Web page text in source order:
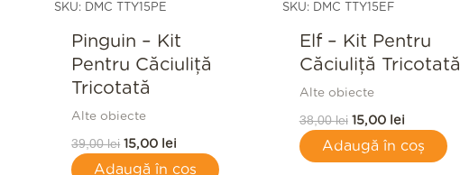
SKU: DMC TTY15PE
Pinguin – Kit
Pentru Căciuliță
Tricotată
Alte obiecte
39,00lei 15,00 lei
Adaugă în coș
SKU: DMC TTY15EF
Elf – Kit Pentru
Căciuliță Tricotată
Alte obiecte
38,00lei 15,00 lei
Adaugă în coș